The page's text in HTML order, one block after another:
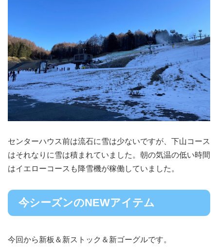
センターハウス前は流石に雪は少ないですが、下山コース
はそれなりに雪は積まれていました。朝の気温の低い時間
はイエローコースも降雪機が稼働していました。
今シーズンのNEWアイテム
今回から新板＆新ストック＆新ゴーグルです。